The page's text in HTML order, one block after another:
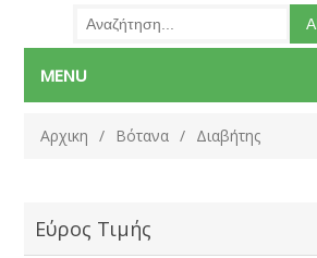
MENU
Αρχικη / Βότανα / Διαβήτης
Εύρος Τιμής